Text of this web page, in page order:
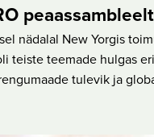
peaassambleelt
nädalal New Yorgis
teiste teemade hulgas
tulevik ja